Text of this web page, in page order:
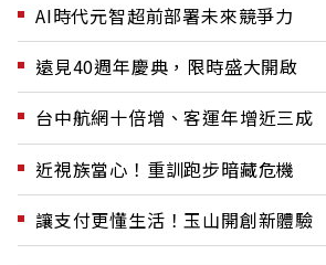
AI時代元智超前部署未來競爭力
遠見40週年慶典，限時盛大開啟
台中航網十倍增、客運年增近三成
近視族當心！重訓跑步暗藏危機
讓支付更懂生活！玉山開創新體驗